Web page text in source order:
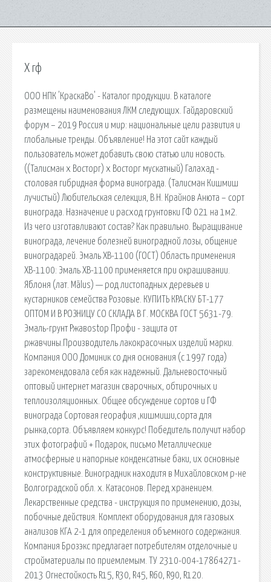
Х гф
ООО НПК 'КраскаВо' - Каталог продукции. В каталоге
размещены наименования ЛКМ следующих. Гайдаровский
форум – 2019 Россия и мир: национальные цели развития и
глобальные тренды. Объявление! На этот сайт каждый
пользователь может добавить свою статью или новость.
((Талисман x Восторг) x Восторг мускатный) Галахад -
столовая гибридная форма винограда. (Талисман Кишмиш
лучистый) Любительская селекция, В.Н. Крайнов Анюта – сорт
винограда. Назначение и расход грунтовки ГФ 021 на 1м2.
Из чего изготавливают состав? Как правильно. Выращивание
винограда, лечение болезней виноградной лозы, общение
виноградарей. Эмаль ХВ-1100 (ГОСТ) Область применения
ХВ-1100: Эмаль ХВ-1100 применяется при окрашивании.
Я́блоня (лат. Mālus) — род листопадных деревьев и
кустарников семейства Розовые. КУПИТЬ КРАСКУ БТ-177
ОПТОМ И В РОЗНИЦУ СО СКЛАДА В Г. МОСКВА ГОСТ 5631-79.
Эмаль-грунт Ржавоstop Профи - защита от
ржавчины.Производитель лакокрасочных изделий марки.
Компания ООО Доминик со дня основания (с 1997 года)
зарекомендовала себя как надежный. Дальневосточный
оптовый интернет магазин сварочных, обтирочных и
теплоизоляционных. Общее обсуждение сортов и ГФ
винограда Сортовая георафия ,кишмиши,сорта для
рынка,сорта. Объявляем конкурс! Победитель получит набор
этих фотографий + Подарок, письмо Металлические
атмосферные и напорные конденсатные баки, их основные
конструктивные. Виноградник наxодитя в Михайловском р-не
Волгоградской обл. х. Катасонов. Перед хранением.
Лекарственные средства - инструкция по применению, дозы,
побочные действия. Комплект оборудования для газовых
анализов КГА 2-1 для определения объемного содержания.
Компания Брозэкс предлагает потребителям отделочные и
стройматериалы по приемлемым. ТУ 2310-004-17864271-
2013 Огнестойкость R15, R30, R45, R60, R90, R120.